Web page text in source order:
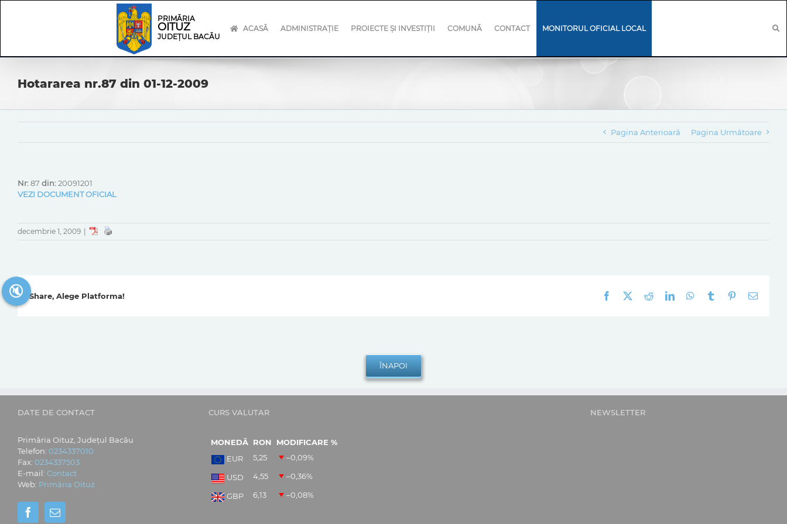
PRIMĂRIA
OITUZ
JUDEȚUL BACĂU
ACASĂ ADMINISTRAȚIE PROIECTE ȘI INVESTIȚII COMUNĂ CONTACT MONITORUL OFICIAL LOCAL
Hotararea nr.87 din 01-12-2009
Pagina Anterioară Pagina Următoare
Nr:87 din:20091201
VEZI DOCUMENT OFICIAL
decembrie 1, 2009
Share, Alege Platforma! Facebook RedditLinkedInWhatsApp
Tumblr Pinterest
E-
DATE DE CONTACT
Primăria Oituz, Județul Bacău
Telefon: 0234337010
Fax: 0234337503
E-mail: Contact
Web: Primăria Oituz
CURS VALUTAR
MONEDĂ RON
MODIFICARE %
EUR
5,25 –0,09%
USD 4,55 –0,36%
GBP 6,13 –0,08%
NEWSLETTER
🔇